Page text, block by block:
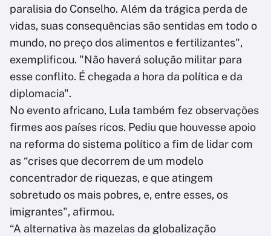
paralisia do Conselho. Além da trágica perda de
vidas, suas consequências são sentidas em todo o
mundo, no preço dos alimentos e fertilizantes",
exemplificou. "Não haverá solução militar para
esse conflito. É chegada a hora da política e da
diplomacia".
No evento africano, Lula também fez observações
firmes aos países ricos. Pediu que houvesse apoio
na reforma do sistema político a fim de lidar com
as “crises que decorrem de um modelo
concentrador de riquezas, e que atingem
sobretudo os mais pobres, e, entre esses, os
imigrantes", afirmou.
“A alternativa às mazelas da globalização